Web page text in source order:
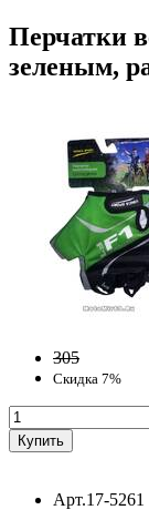
Перчатки
зеленым,
305
Скидка 7%
Арт.17-5261